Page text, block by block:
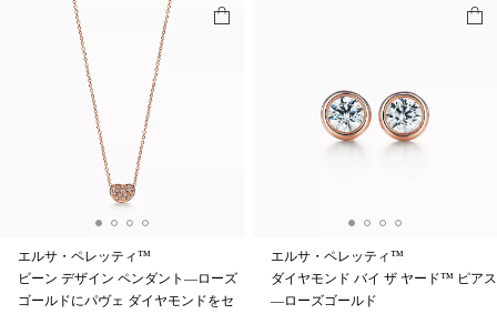
エルサ・ペレッティ™
ビーン デザイン ペンダント—ローズ
ゴールドにパヴェ ダイヤモンドをセ
エルサ・ペレッティ™
ダイヤモンド バイ ザ ヤード™ ピアス
—ローズゴールド